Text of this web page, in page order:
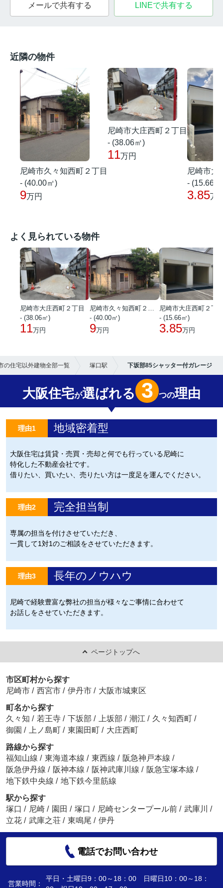
メールで共有する LINEで共有する
近隣の物件
尼崎市久々知西町２丁目
- (40.00㎡)
9万円
尼崎市大庄西町２丁目
- (38.06㎡)
11万円
尼崎市大
- (15.66
3.85万
よく見られている物件
尼崎市大庄西町２丁目
- (38.06㎡)
11万円
尼崎市久々知西町２丁目
- (40.00㎡)
9万円
尼崎市大庄西町２丁
- (15.66㎡)
3.85万円
の住宅以外建物全部一覧 塚口駅 下坂部85シャッター付ガレージ
大阪住宅が選ばれる 3 つの理由
理由1 地域密着型
大阪住宅は賃貸・売買・売却と何でも行っている尼崎に
特化した不動産会社です。
借りたい、買いたい、売りたい方は一度足を運んでください。
理由2 完全担当制
専属の担当を付けさせていただき、
一貫して1対1のご相談をさせていただきます。
理由3 長年のノウハウ
尼崎で経験豊富な弊社の担当が様々なご事情に合わせて
お話しをさせていただきます。
ページトップへ
市区町村から探す
尼崎市 / 西宮市 / 伊丹市 / 大阪市城東区
町名から探す
久々知 / 若王寺 / 下坂部 / 上坂部 / 潮江 / 久々知西町 /
御園 / 上ノ島町 / 東園田町 / 大庄西町
路線から探す
福知山線 / 東海道本線 / 東西線 / 阪急神戸本線 /
阪急伊丹線 / 阪神本線 / 阪神武庫川線 / 阪急宝塚本線 /
地下鉄中央線 / 地下鉄今里筋線
駅から探す
塚口 / 尼崎 / 園田 / 塚口 / 尼崎センタープール前 / 武庫川
/
立花 / 武庫之荘 / 東鳴尾 / 伊丹
電話でお問い合わせ
営業時間：
平日・土曜日9：00～18：00 日曜日10：00～18：